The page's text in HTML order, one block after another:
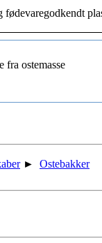
fra ostemasse
► Ostebakker